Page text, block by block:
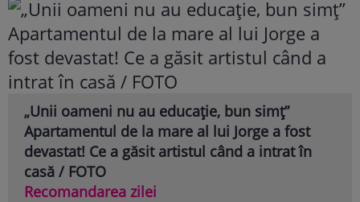
„Unii oameni nu au educație, bun simț”
Apartamentul de la mare al lui Jorge a fost
devastat! Ce a găsit artistul când a intrat în
casă / FOTO
Recomandarea zilei